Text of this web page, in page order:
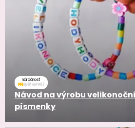
náročnosť
Návod na výrobu
písmenky